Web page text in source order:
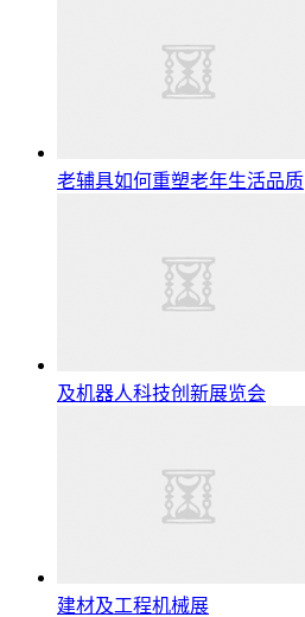
老辅具如何重塑老年生活品质
及机器人科技创新展览会
建材及工程机械展